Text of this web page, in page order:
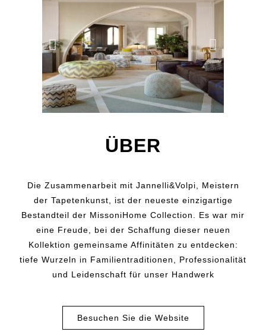
ÜBER
Die Zusammenarbeit mit Jannelli&Volpi, Meistern
der Tapetenkunst, ist der neueste einzigartige
Bestandteil der MissoniHome Collection. Es war mir
eine Freude, bei der Schaffung dieser neuen
Kollektion gemeinsame Affinitäten zu entdecken:
tiefe Wurzeln in Familientraditionen, Professionalität
und Leidenschaft für unser Handwerk
Besuchen Sie die Website